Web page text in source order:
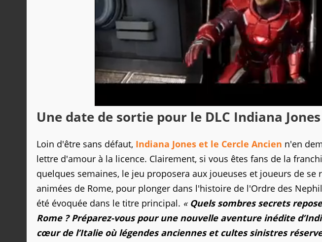
Une date de sortie pour le DLC Indiana
Loin d'être sans défaut, Indiana Jones et le Cercle Ancien n'en
lettre d'amour à la licence. Clairement, si vous êtes fans de la
quelques semaines, le jeu proposera aux joueuses et joueurs de se
animées de Rome, pour plonger dans l'histoire de l'Ordre des
été évoquée dans le titre principal. « Quels sombres secrets
Rome ?Préparez-vous pour une nouvelle aventure inédite
cœur de l’Italie où légendes anciennes et cultes sinistres